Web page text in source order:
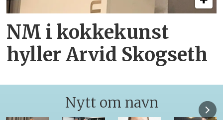
NM i kokkekunst
hyller Arvid Skogseth
Nytt om navn